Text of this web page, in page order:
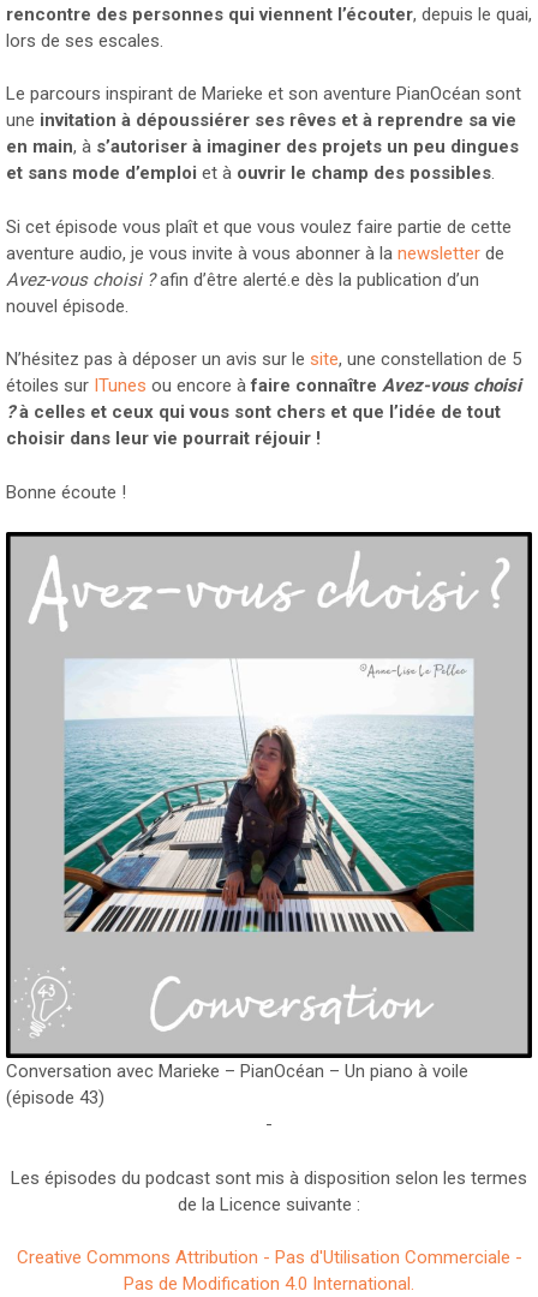
rencontre des personnes qui viennent l’écouter, depuis le quai,
lors de ses escales.
Le parcours inspirant de Marieke et son aventure PianOcéan sont
une invitation à dépoussiérer ses rêves et à reprendre sa vie
en main, à s’autoriser à imaginer des projets un peu dingues
et sans mode d’emploi et à ouvrir le champ des possibles.
Si cet épisode vous plaît et que vous voulez faire partie de cette
aventure audio, je vous invite à vous abonner à la newsletter de
Avez-vous choisi ?afin d’être alerté.e dès la publication d’un
nouvel épisode.
N’hésitez pas à déposer un avis sur le site, une constellation de 5
étoiles sur ITunes ou encore àfaire connaître Avez-vous choisi
?à celles et ceux qui vous sont chers et que l’idée de tout
choisir dans leur vie pourrait réjouir !
Bonne écoute !
Conversation avec Marieke – PianOcéan – Un piano à voile
(épisode 43)
-
Les épisodes du podcast sont mis à disposition selon les termes
de la Licence suivante :
Creative Commons Attribution - Pas d'Utilisation Commerciale -
Pas de Modification 4.0 International.